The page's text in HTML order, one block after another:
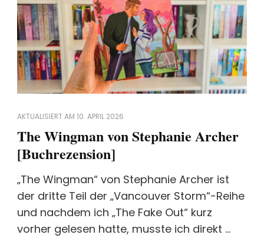
AKTUALISIERT AM 10. APRIL 2026
The Wingman von Stephanie Archer
[Buchrezension]
„The Wingman“ von Stephanie Archer ist
der dritte Teil der „Vancouver Storm“-Reihe
und nachdem ich „The Fake Out“ kurz
vorher gelesen hatte, musste ich direkt …